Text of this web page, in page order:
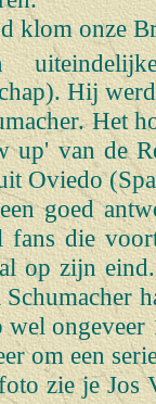
klom onze
Hij
Het
up' van de
Oviedo
goed
fans die
op zijn
ongeveer
om een
zie je Jos